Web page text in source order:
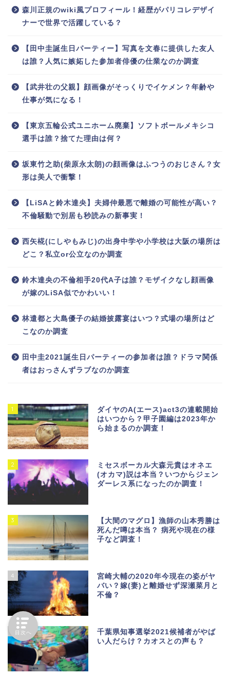
森川正規のwiki風プロフィール！経歴がパリコレデザイ
ナーで世界で活躍している？
【田中圭誕生日パーティー】写真を文春に提供した友人
は誰？人気に嫉妬した参加者俳優の仕業なのか調査
【武井壮の父親】顔画像がそっくりでイケメン？年齢や
仕事が気になる！
【東京五輪公式ユニホーム廃棄】ソフトボールメキシコ
選手は誰？捨てた理由は何？
坂東竹之助(柴原永太朗)の顔画像はふつうのおじさん？女
形は美人で衝撃！
【LiSAと鈴木達央】夫婦仲最悪で離婚の可能性が高い？
不倫騒動で別居も秒読みの新事実！
西矢椛(にしやもみじ)の出身中学や小学校は大阪の場所は
どこ？私立or公立なのか調査
鈴木達央の不倫相手20代A子は誰？モザイクなし顔画像
が嫁のLiSA似でかわいい！
林遣都と大島優子の結婚披露宴はいつ？式場の場所はど
こなのか調査
田中圭2021誕生日パーティーの参加者は誰？ドラマ関係
者はおっさんずラブなのか調査
1
ダイヤのA(エース)act3の連載開始
はいつから？甲子園編は2023年か
ら始まるのか調査！
2
ミセスボーカル大森元貴はオネエ
(オカマ)説は本当？いつからジェン
ダーレス系になったのか調査！
3
【大間のマグロ】漁師の山本秀勝は
死んだ噂は本当？ 病死や現在の様
子など調査！
4
宮崎大輔の2020年今現在の姿がヤ
バい？嫁(妻)と離婚せず深瀬菜月と
不倫？
千葉県知事選挙2021候補者がやば
い人だらけ？カオスとの声も？
目次へ